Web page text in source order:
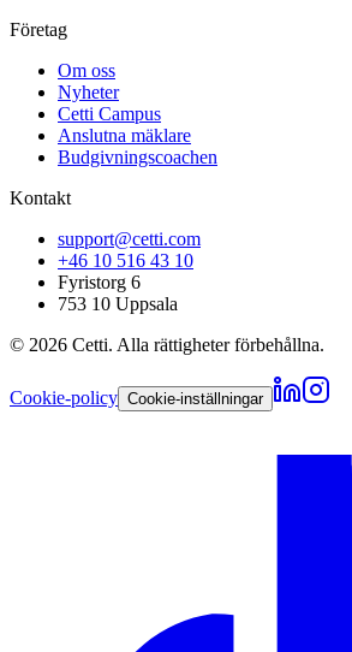
Företag
Om oss
Nyheter
Cetti Campus
Anslutna mäklare
Budgivningscoachen
Kontakt
support@cetti.com
+46 10 516 43 10
Fyristorg 6
753 10 Uppsala
© 2026 Cetti. Alla rättigheter förbehållna.
Cookie-policy Cookie-inställningar